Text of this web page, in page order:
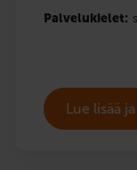
Palvelukielet:
Lue lisää